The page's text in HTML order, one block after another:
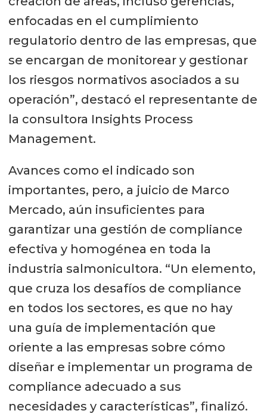
enfocadas en el cumplimiento
regulatorio dentro de las empresas, que
se encargan de monitorear y gestionar
los riesgos normativos asociados a su
operación”, destacó el representante de
la consultora Insights Process
Management.
Avances como el indicado son
importantes, pero, a juicio de Marco
Mercado, aún insuficientes para
garantizar una gestión de compliance
efectiva y homogénea en toda la
industria salmonicultora. “Un elemento,
que cruza los desafíos de compliance
en todos los sectores, es que no hay
una guía de implementación que
oriente a las empresas sobre cómo
diseñar e implementar un programa de
compliance adecuado a sus
necesidades y características”, finalizó.